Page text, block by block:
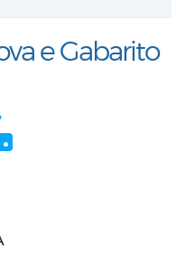
e Gabarito